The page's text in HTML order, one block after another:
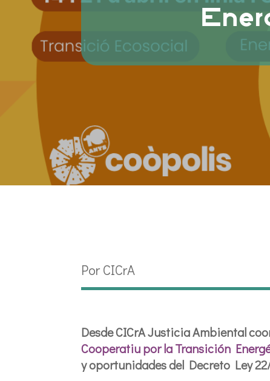
Por CICrA
Desde CICrA Justicia Ambiental
Cooperatiu por la Transición
y oportunidades del Decreto Ley